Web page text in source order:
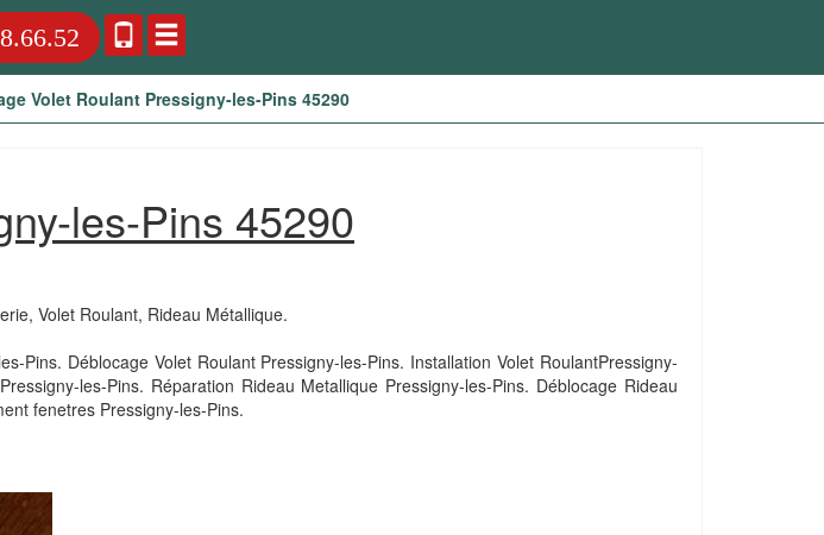
Volet Roulant Pressigny-les-Pins 45290
les-Pins 45290
Volet Roulant, Rideau Métallique.
Pins. Déblocage Volet Roulant Pressigny-les-Pins. Installation Volet RoulantPressigny-
les-Pins. Réparation Rideau Metallique Pressigny-les-Pins. Déblocage Rideau
fenetres Pressigny-les-Pins.